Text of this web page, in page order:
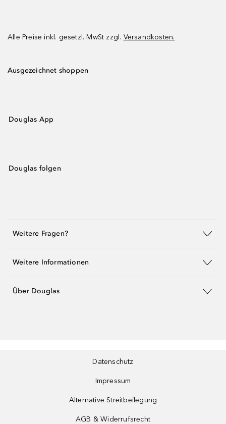
Alle Preise inkl. gesetzl. MwSt zzgl. Versandkosten.
Ausgezeichnet shoppen
Douglas App
Douglas folgen
Weitere Fragen?
Weitere Informationen
Über Douglas
Datenschutz
Impressum
Alternative Streitbeilegung
AGB & Widerrufsrecht